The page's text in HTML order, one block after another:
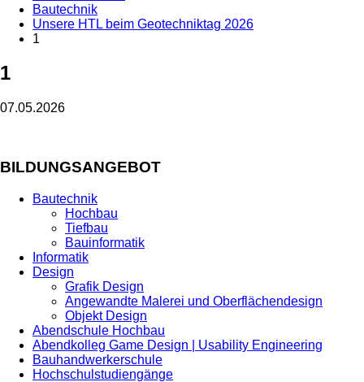
Bautechnik
Unsere HTL beim Geotechniktag 2026
1
1
07.05.2026
BILDUNGSANGEBOT
Bautechnik
Hochbau
Tiefbau
Bauinformatik
Informatik
Design
Grafik Design
Angewandte Malerei und Oberflächendesign
Objekt Design
Abendschule Hochbau
Abendkolleg Game Design | Usability Engineering
Bauhandwerkerschule
Hochschulstudiengänge